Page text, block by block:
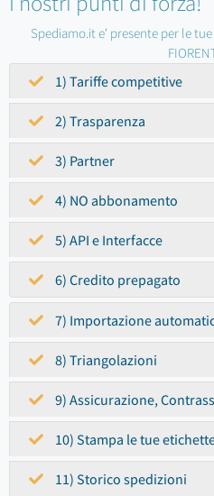
Spediamo.it e' presente per le
1) Tariffe competitive
2) Trasparenza
3) Partner
4) NO abbonamento
5) API e Interfacce
6) Credito prepagato
7) Importazione
8) Triangolazioni
9) Assicurazione,
10) Stampa le tue
11) Storico spedizioni